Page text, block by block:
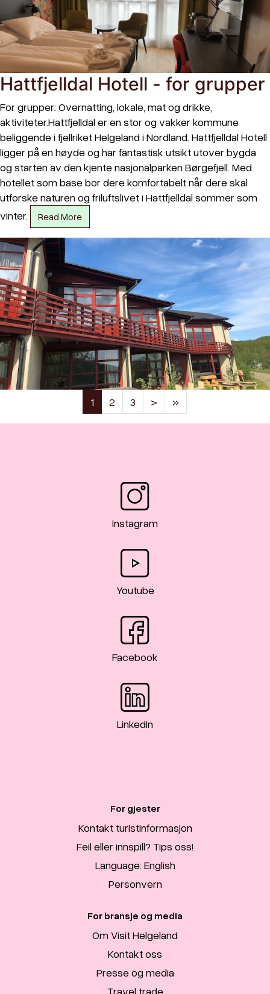
Hattfjelldal Hotell - for grupper
For grupper: Overnatting, lokale, mat og drikke,
aktiviteter.Hattfjelldal er en stor og vakker kommune
beliggende i fjellriket Helgeland i Nordland. Hattfjelldal Hotell
ligger på en høyde og har fantastisk utsikt utover bygda
og starten av den kjente nasjonalparken Børgefjell. Med
hotellet som base bor dere komfortabelt når dere skal
utforske naturen og friluftslivet i Hattfjelldal sommer som
vinter.
Read More
1 (current)
2 3 > »
Instagram
Youtube
Facebook
LinkedIn
For gjester
Kontakt turistinformasjon
Feil eller innspill? Tips oss!
Language: English
Personvern
For bransje og media
Om Visit Helgeland
Kontakt oss
Presse og media
Travel trade